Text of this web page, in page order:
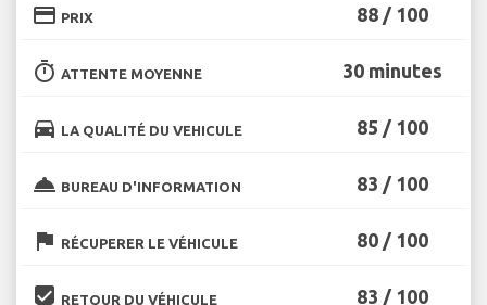
credit_card PRIX 88 / 100
timer ATTENTE MOYENNE 30 minutes
directions_car LA QUALITÉ DU VEHICULE 85 / 100
room_service BUREAU D'INFORMATION 83 / 100
flag RÉCUPERER LE VÉHICULE 80 / 100
beenhere RETOUR DU VÉHICULE 83 / 100